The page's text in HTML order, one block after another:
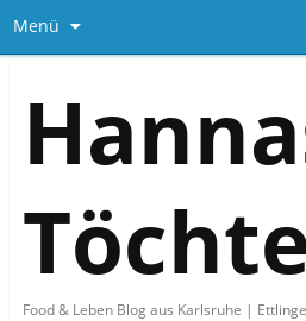
Menü
Food & Leben Blog aus Karlsruhe |